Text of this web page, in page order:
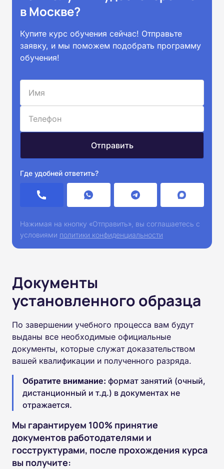
в Москве?
Купите курс обучения сейчас! Отправьте
заявку, и мы поможем подобрать программу
обучения!
Где удобней ответить?
Нажимая на кнопку «Отправить», вы соглашаетесь с
условиями политики конфиденциальности
Документы
установленного образца
По завершении учебного процесса вам будут
выданы все необходимые официальные
документы, которые служат доказательством
вашей квалификации и полученного разряда.
Обратите внимание: формат занятий (очный,
дистанционный и т.д.) в документах не
отражается.
Мы гарантируем 100% принятие
документов работодателями и
госструктурами, после прохождения курса
вы получите: